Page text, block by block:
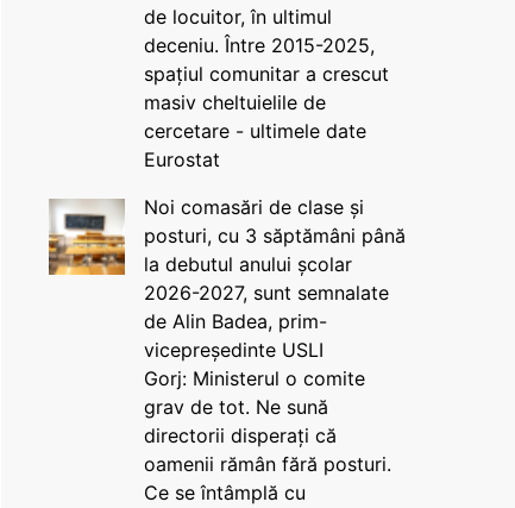
de locuitor, în ultimul
deceniu. Între 2015-2025,
spațiul comunitar a crescut
masiv cheltuielile de
cercetare - ultimele date
Eurostat
Noi comasări de clase și
posturi, cu 3 săptămâni până
la debutul anului școlar
2026-2027, sunt semnalate
de Alin Badea, prim-
vicepreședinte USLI
Gorj: Ministerul o comite
grav de tot. Ne sună
directorii disperați că
oamenii rămân fără posturi.
Ce se întâmplă cu